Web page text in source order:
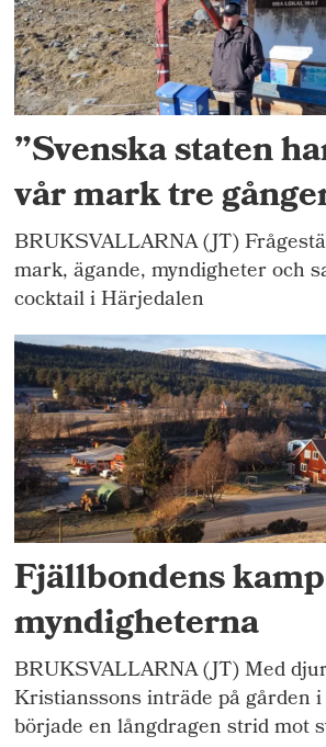
”Svenska staten
vår mark tre
BRUKSVALLARNA (JT)
mark, ägande, myndigheter och
cocktail i Härjedalen
Fjällbondens
myndigheterna
BRUKSVALLARNA (JT) Med
Kristianssons inträde på gården
började en långdragen strid mot